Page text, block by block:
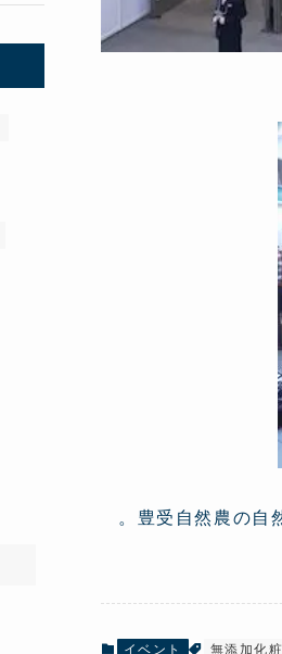
。豊受自然農の自
イベント 無添加化